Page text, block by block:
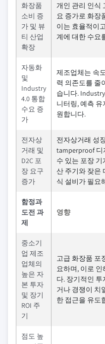
화장품
소비 증
가 및 뷰
티 산업
확장
개인 관리 인식
요 증가로 화장
이는 효율적이
계에 대한 수요
자동화
및
Industry
4.0 통합
수요 증
가
제조업체는 속
력 의존도를 줄
습니다.
니터링, 예측
원합니다.
전자상
거래 및
D2C 포
장 요구
증가
전자상거래 성
tamperproof 디
수 있는 포장
산 주기와 잦은
식 설비가 필요
함정과
도전 과
제
영향
중소기
업 제조
업체의
높은 자
본 투자
및 장기
ROI 주
기
고급 화장품 포
요하며, 이로
다. 장기적인
거나 경쟁이 치
한 접근을 유도
점도 높